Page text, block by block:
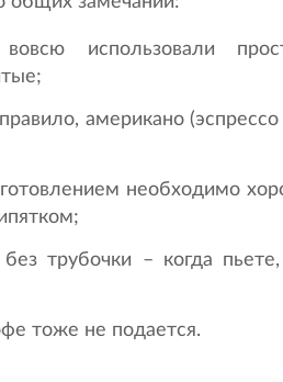
использовали
американо
необходимо
трубочки – когда
тоже не подается.